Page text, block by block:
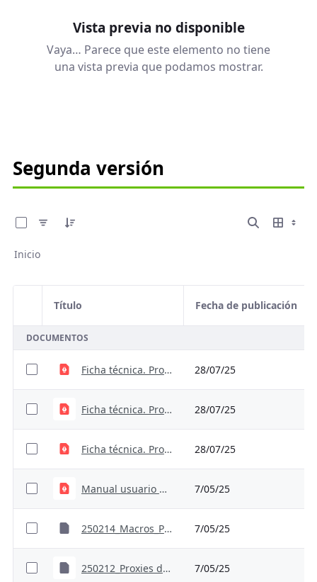
Vista previa no disponible
Vaya… Parece que este elemento no tiene
una vista previa que podamos mostrar.
Segunda versión
Inicio
Selección del elemento
Título Fecha de publicación
DOCUMENTOS
Ficha técnica. Proxy_ValoraciónResiduos 28/07/25
Ficha técnica. Proxy_TecnologíasRiego 28/07/25
Ficha técnica. Proxy_EstrésHídrico.cleaned 28/07/25
Manual usuario dimension ambiental residuos para sector agricultura 7/05/25
250214_Macros_Proxies dimensión ambiental residuos para sector agricultura 7/05/25
250212_Proxies dimensión residuos y recurso hidríco para el sector agricultura 7/05/25